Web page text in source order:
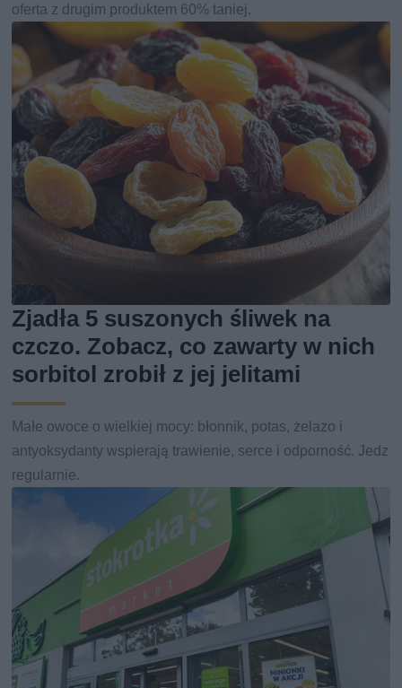
oferta z drugim produktem 60% taniej.
Zjadła 5 suszonych śliwek na
czczo. Zobacz, co zawarty w nich
sorbitol zrobił z jej jelitami
Małe owoce o wielkiej mocy: błonnik, potas, żelazo i
antyoksydanty wspierają trawienie, serce i odporność. Jedz
regularnie.